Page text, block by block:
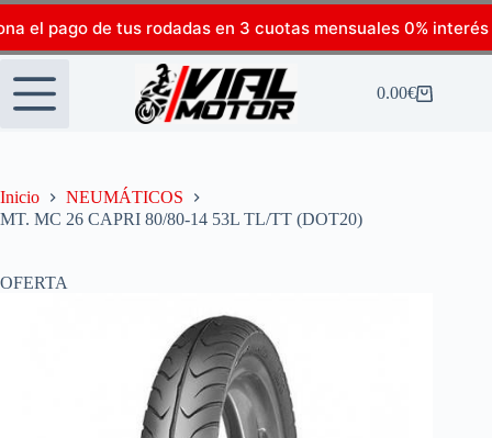
el pago de tus rodadas en 3 cuotas mensuales 0% interés
0.00€
Inicio
NEUMÁTICOS
MT. MC 26 CAPRI 80/80-14 53L TL/TT (DOT20)
OFERTA